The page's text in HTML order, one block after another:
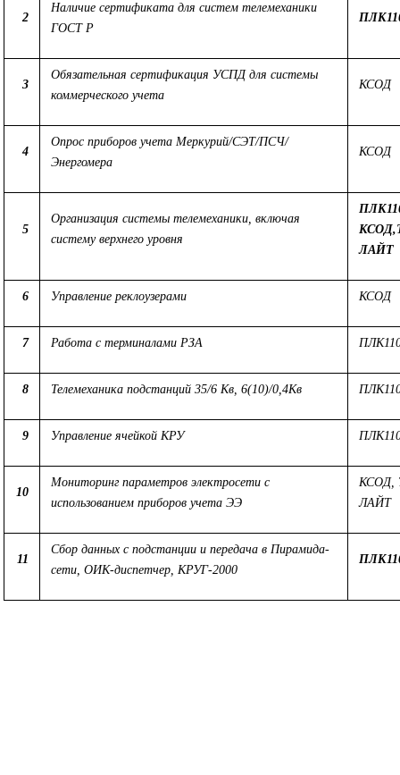
2
Наличие сертификата для систем телемеханики
ГОСТ Р
3
Обязательная сертификация УСПД для системы
коммерческого учета
КСОД
4
Опрос приборов учета Меркурий/СЭТ/ПСЧ/
Энергомера
КСОД
5
Организация системы телемеханики, включая
систему верхнего уровня
ЛАЙТ
6 Управление реклоузерами КСОД
7 Работа с терминалами РЗА
8 Телемеханика подстанций 35/6 Кв, 6(10)/0,4Кв
9 Управление ячейкой КРУ
10
Мониторинг параметров электросети с
использованием приборов учета ЭЭ
КСОД,
ЛАЙТ
11
Сбор данных с подстанции и передача в Пирамида-
сети, ОИК-диспетчер, КРУГ-2000